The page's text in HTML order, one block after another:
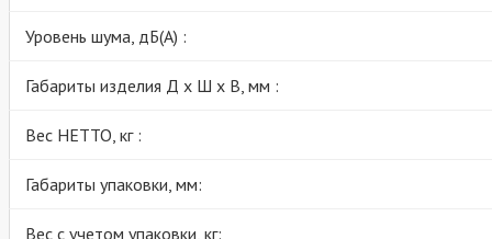
Уровень шума, дБ(А) :
Габариты изделия Д х Ш х В, мм :
Вес НЕТТО, кг :
Габариты упаковки, мм:
Вес с учетом упаковки, кг: